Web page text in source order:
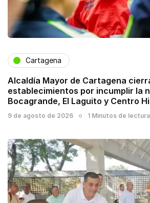
Cartagena
Alcaldía Mayor de Cartagena
establecimientos por incumplir la
Bocagrande, El Laguito y Centro
9 de agosto de 2026 1 Minutos de lectura